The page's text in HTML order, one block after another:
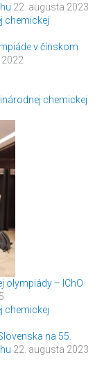
22. augusta 2023
v čínskom
2022
chemickej
olympiády – IChO
na 55.
22. augusta 2023